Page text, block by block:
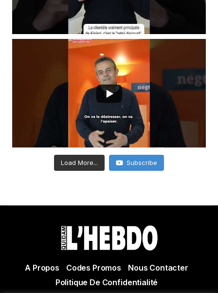
Load More... Subscribe
A Propos Codes Promos
Nous Contacter
Politique De Confidentialité